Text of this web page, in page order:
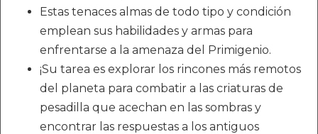
Estas tenaces almas de todo tipo y condición
emplean sus habilidades y armas para
enfrentarse a la amenaza del Primigenio.
¡Su tarea es explorar los rincones más remotos
del planeta para combatir a las criaturas de
pesadilla que acechan en las sombras y
encontrar las respuestas a los antiguos